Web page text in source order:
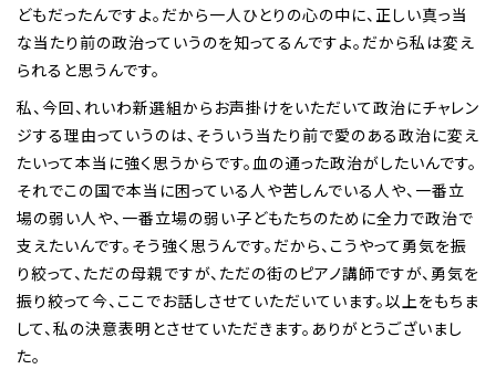
どもだったんですよ。だから一人ひとりの心の中に、正しい真っ当
な当たり前の政治っていうのを知ってるんですよ。だから私は変え
られると思うんです。
私、今回、れいわ新選組からお声掛けをいただいて政治にチャレン
ジする理由っていうのは、そういう当たり前で愛のある政治に変え
たいって本当に強く思うからです。血の通った政治がしたいんです。
それでこの国で本当に困っている人や苦しんでいる人や、一番立
場の弱い人や、一番立場の弱い子どもたちのために全力で政治で
支えたいんです。そう強く思うんです。だから、こうやって勇気を振
り絞って、ただの母親ですが、ただの街のピアノ講師ですが、勇気を
振り絞って今、ここでお話しさせていただいています。以上をもちま
して、私の決意表明とさせていただきます。ありがとうございまし
た。